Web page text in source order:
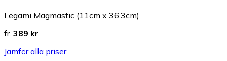
Legami Magmastic (11cm x 36,3cm)
fr. 389 kr
Jämför alla priser